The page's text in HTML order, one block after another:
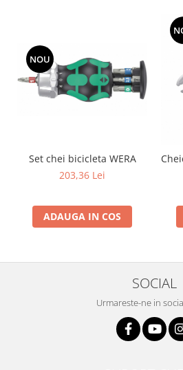
NOU
Set chei bicicleta WERA
203,36 Lei
ADAUGA IN COS
SOCIAL
Urmareste-ne in